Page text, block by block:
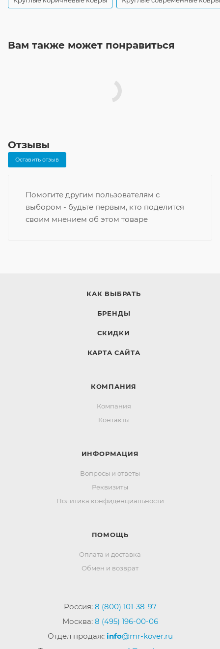
Вам также может понравиться
Отзывы
Оставить отзыв
Помогите другим пользователям с
выбором - будьте первым, кто поделится
своим мнением об этом товаре
КАК ВЫБРАТЬ
БРЕНДЫ
СКИДКИ
КАРТА САЙТА
КОМПАНИЯ
Компания
Контакты
ИНФОРМАЦИЯ
Вопросы и ответы
Реквизиты
Политика конфиденциальности
ПОМОЩЬ
Оплата и доставка
Обмен и возврат
Россия: 8 (800) 101-38-97
Москва: 8 (495) 196-00-06
Отдел продаж: info@mr-kover.ru